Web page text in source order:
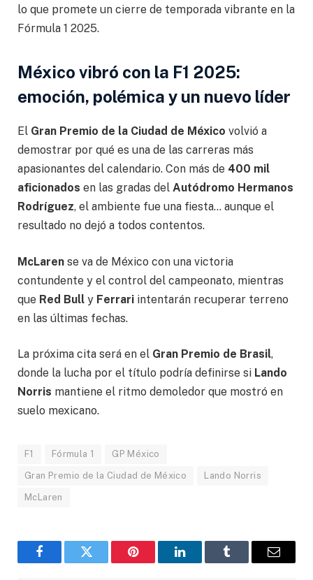
lo que promete un cierre de temporada vibrante en la
Fórmula 1 2025.
México vibró con la F1 2025:
emoción, polémica y un nuevo líder
El Gran Premio de la Ciudad de México volvió a
demostrar por qué es una de las carreras más
apasionantes del calendario. Con más de 400 mil
aficionados en las gradas del Autódromo Hermanos
Rodríguez, el ambiente fue una fiesta… aunque el
resultado no dejó a todos contentos.
McLaren se va de México con una victoria
contundente y el control del campeonato, mientras
que Red Bull y Ferrari intentarán recuperar terreno
en las últimas fechas.
La próxima cita será en el Gran Premio de Brasil,
donde la lucha por el título podría definirse si Lando
Norris mantiene el ritmo demoledor que mostró en
suelo mexicano.
F1 Fórmula 1 GP México
Gran Premio de la Ciudad de México Lando Norris
McLaren
FacebookGorjeo Pinterest LinkedInTumblr
Correo